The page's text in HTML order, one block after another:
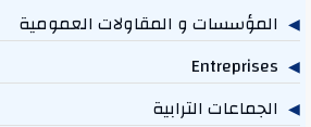
المؤسسات و المقاولات العمومية
Entreprises
الجماعات الترابية